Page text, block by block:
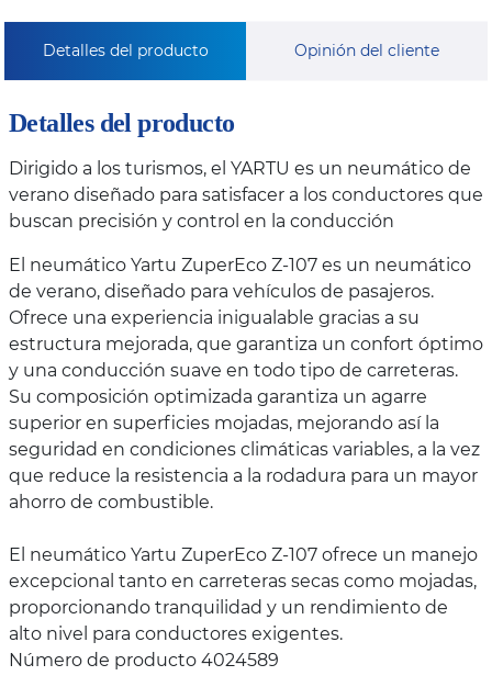
Detalles del producto Opinión del cliente
Detalles del producto
Dirigido a los turismos, el YARTU es un neumático de
verano diseñado para satisfacer a los conductores que
buscan precisión y control en la conducción
El neumático Yartu ZuperEco Z-107 es un neumático
de verano, diseñado para vehículos de pasajeros.
Ofrece una experiencia inigualable gracias a su
estructura mejorada, que garantiza un confort óptimo
y una conducción suave en todo tipo de carreteras.
Su composición optimizada garantiza un agarre
superior en superficies mojadas, mejorando así la
seguridad en condiciones climáticas variables, a la vez
que reduce la resistencia a la rodadura para un mayor
ahorro de combustible.
El neumático Yartu ZuperEco Z-107 ofrece un manejo
excepcional tanto en carreteras secas como mojadas,
proporcionando tranquilidad y un rendimiento de
alto nivel para conductores exigentes.
Número de producto 4024589